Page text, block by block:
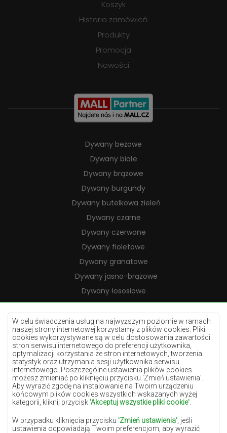
W celu świadczenia usług na najwyższym poziomie w ramach
naszej strony internetowej korzystamy z plików cookies. Pliki
cookies wykorzystywane są w celu dostosowania zawartości
stron serwisu internetowego do preferencji użytkownika,
optymalizacji korzystania ze stron internetowych, tworzenia
statystyk oraz utrzymania sesji użytkownika serwisu
internetowego. Poszczególne ustawienia plików cookies
możesz zmieniać po kliknięciu przycisku 'Zmień ustawienia'.
Aby wyrazić zgodę na instalowanie na Twoim urządzeniu
końcowym plików cookies wszystkich wskazanych wyżej
kategorii, kliknij przycisk 'Akceptuj wszystkie pliki cookie'
W przypadku kliknięcia przycisku 'Zmień ustawienia' , jeśli
ustawienia odpowiadają Twoim preferencjom, aby wyrazić
Koszyk
Historia zamówień
Produkty
Promocja
Nowości
Dywany beżowe
Dywany białe
Dywany brązowe
Dywany burgundy
Dywany butelkowa zieleń
Dywany czarne
Dywany czerwone
Dywany fioletowe
Dywany granatowe
Dywany jasno-brązowe
Dywany łososiowe
Dywany kremowe
Dywany lilac
Dywany żółte
Dywany miętowe
Dywany niebieskie
Dywany pomarańczowe
Dywany różowe
Dywany szare
Dywany terakota